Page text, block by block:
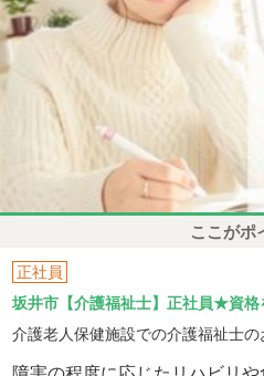
ここがポ
正社員
坂井市【介護福祉士】正社員★資
介護老人保健施設での介護福祉士の